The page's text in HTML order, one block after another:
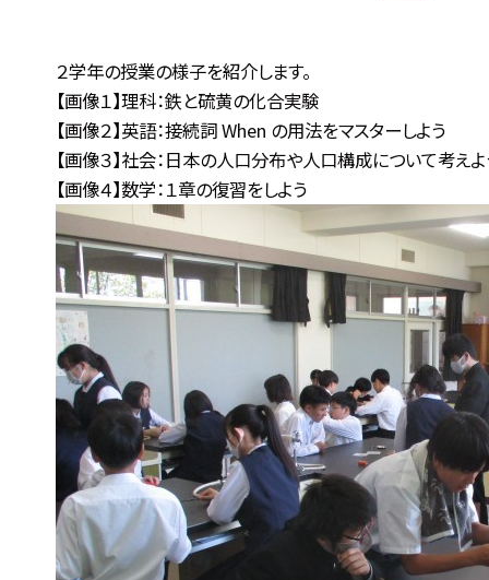
２学年の授業の様子を紹介します。
【画像１】理科：鉄と硫黄の化合実験
【画像２】英語：接続詞 When の用法をマスターしよう
【画像３】社会：日本の人口分布や人口構成について考え
【画像４】数学：１章の復習をしよう